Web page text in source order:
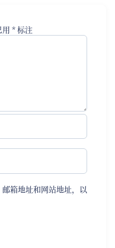
用 *标注
箱地址和网站地址，以